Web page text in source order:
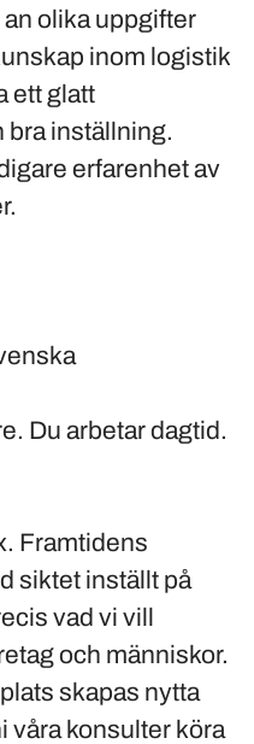
olika uppgifter
inom logistik
ett glatt
bra inställning.
erfarenhet av
Du arbetar dagtid.
Framtidens
siktet inställt på
vad vi vill
och människor.
skapas nytta
våra konsulter köra